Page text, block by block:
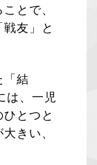
とで、
友」と
「結
は、一児
とつと
きい、